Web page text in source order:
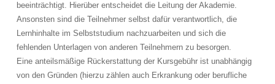
beeinträchtigt. Hierüber entscheidet die Leitung der Akademie.
Ansonsten sind die Teilnehmer selbst dafür verantwortlich, die
Lernhinhalte im Selbststudium nachzuarbeiten und sich die
fehlenden Unterlagen von anderen Teilnehmern zu besorgen.
Eine anteilsmäßige Rückerstattung der Kursgebühr ist unabhängig
von den Gründen (hierzu zählen auch Erkrankung oder berufliche